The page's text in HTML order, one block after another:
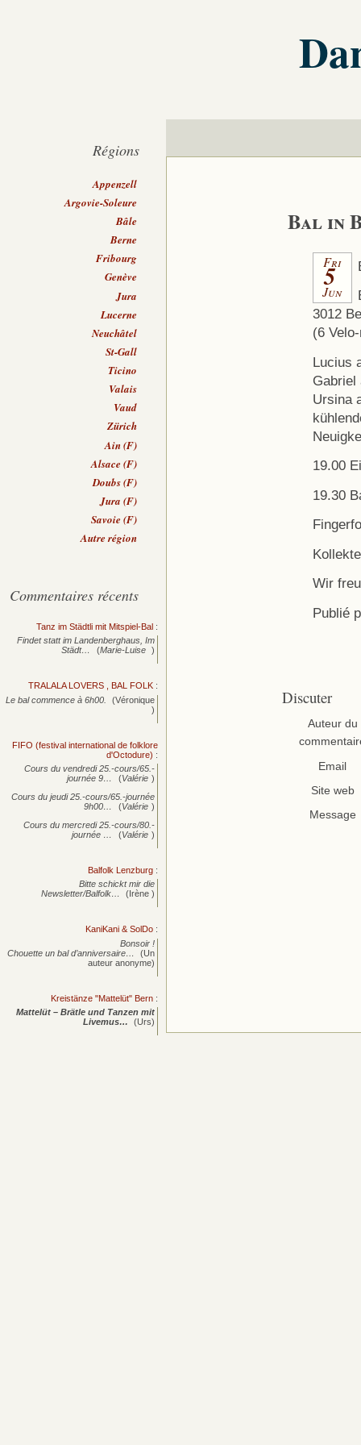
Bal in
Fri
5
Jun
3012
(6
Lucius
Gabriel
Ursina
19.00
19.30
Wir
Publié
Discuter
Auteur du
Email
Site web
Message
Régions
Appenzell
Argovie-Soleure
Bâle
Berne
Fribourg
Genève
Jura
Lucerne
Neuchâtel
St-Gall
Ticino
Valais
Vaud
Zürich
Ain (F)
Alsace (F)
Doubs (F)
Jura (F)
Savoie (F)
Autre région
Commentaires récents
Tanz im Städtli mit Mitspiel-Bal :
Findet statt im Landenberghaus, Im
Städt…
(Marie-Luise )
TRALALA LOVERS , BAL FOLK :
Le bal commence à 6h00.
(Véronique
)
FIFO (festival international de folklore
d'Octodure) :
Cours du vendredi 25.-cours/65.-
journée 9… (Valérie )
Cours du jeudi 25.-cours/65.-journée
9h00…
(Valérie )
Cours du mercredi 25.-cours/80.-
journée … (Valérie )
Balfolk Lenzburg :
Bitte schickt mir die
Newsletter/Balfolk…
(Irène )
KaniKani & SolDo :
Bonsoir !
Chouette un bal d’anniversaire…
(Un
auteur anonyme)
Kreistänze "Mattelüt" Bern :
Mattelüt – Brätle und Tanzen mit
Livemus…
(Urs)